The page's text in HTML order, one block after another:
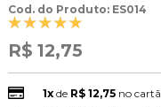
Cod. do Produto: ES014
R$ 12,75
1xde R$ 12,75 no